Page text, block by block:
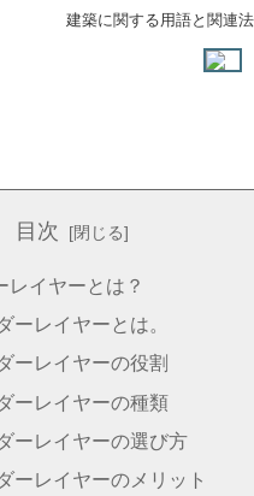
建築に関する用語と関連
目次
レイヤーとは？
ーレイヤーとは。
ーレイヤーの役割
ーレイヤーの種類
ーレイヤーの選び方
ーレイヤーのメリット